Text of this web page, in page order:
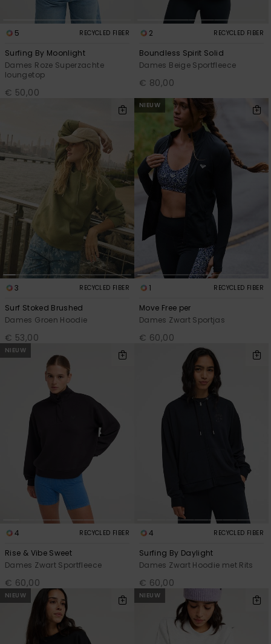
5 RECYCLED FIBER
Surfing By Moonlight
Dames Roze Superzachte
loungetop
€ 50,00
2 RECYCLED FIBER
Boundless Spirit Solid
Dames Beige Sportfleece
€ 80,00
3 RECYCLED FIBER
Surf Stoked Brushed
Dames Groen Hoodie
€ 53,00
NIEUW
1 RECYCLED FIBER
Move Free per
Dames Zwart Sportjas
€ 60,00
NIEUW
4 RECYCLED FIBER
Rise & Vibe Sweet
Dames Zwart Sportfleece
€ 60,00
4 RECYCLED FIBER
Surfing By Daylight
Dames Zwart Hoodie met Rits
€ 60,00
NIEUW NIEUW